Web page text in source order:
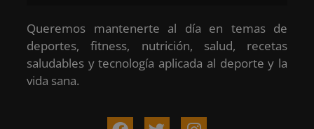
Queremos mantenerte al día en temas de
deportes, fitness, nutrición, salud, recetas
saludables y tecnología aplicada al deporte y la
vida sana.